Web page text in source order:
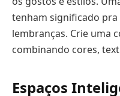
tenham significado
lembranças. Crie uma
combinando cores,
Espaços